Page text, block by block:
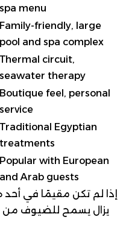
spa menu
Family-friendly, large
pool and spa complex
Thermal circuit,
seawater therapy
Boutique feel, personal
service
Traditional Egyptian
treatments
Popular with European
and Arab guests
إذا لم تكن مقيمًا في أحد
يزال يسمح للضيوف من